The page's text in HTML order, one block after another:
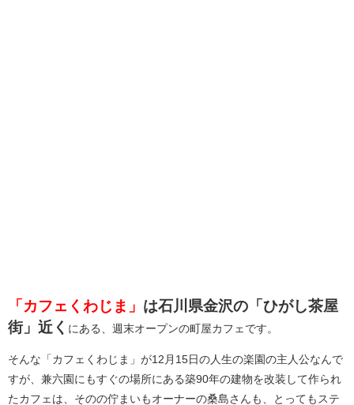
「カフェくわじま」 は石川県金沢の「ひがし茶屋
街」近く にある、週末オープンの町屋カフェです。
そんな「カフェくわじま」が12月15日の人生の楽園の主人公なんで
すが、兼六園にもすぐの場所にある築90年の建物を改装して作られ
たカフェは、そのの佇まいもオーナーの桑島さんも、とってもステ